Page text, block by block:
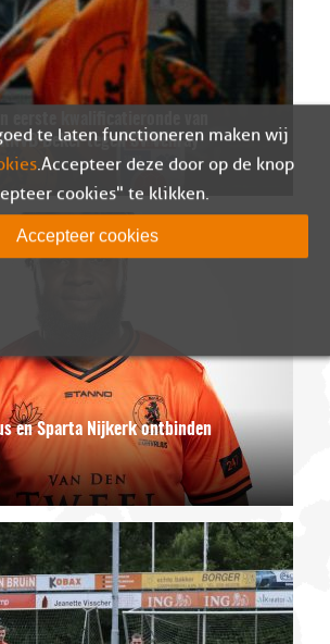
Beker tegen SV Venray
en Sparta Nijkerk ontbinden
te laten functioneren maken wij
. Accepteer deze door op de knop
cookies" te klikken.
Accepteer cookies